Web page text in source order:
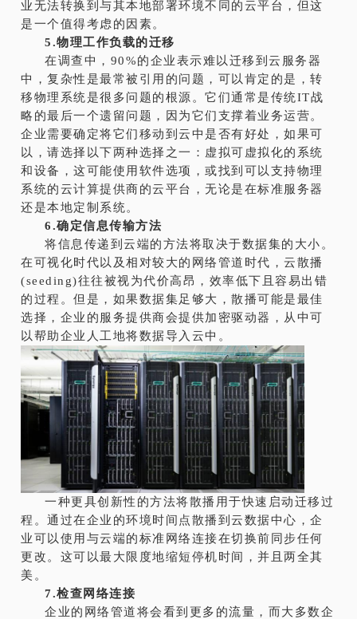
业无法转换到与其本地部署环境不同的云平台，但这
是一个值得考虑的因素。
5.物理工作负载的迁移
在调查中，90%的企业表示难以迁移到云服务器
中，复杂性是最常被引用的问题，可以肯定的是，转
移物理系统是很多问题的根源。它们通常是传统IT战
略的最后一个遗留问题，因为它们支撑着业务运营。
企业需要确定将它们移动到云中是否有好处，如果可
以，请选择以下两种选择之一：虚拟可虚拟化的系统
和设备，这可能使用软件选项，或找到可以支持物理
系统的云计算提供商的云平台，无论是在标准服务器
还是本地定制系统。
6.确定信息传输方法
将信息传递到云端的方法将取决于数据集的大小。
在可视化时代以及相对较大的网络管道时代，云散播
(seeding)往往被视为代价高昂，效率低下且容易出错
的过程。但是，如果数据集足够大，散播可能是最佳
选择，企业的服务提供商会提供加密驱动器，从中可
以帮助企业人工地将数据导入云中。
一种更具创新性的方法将散播用于快速启动迁移过
程。通过在企业的环境时间点散播到云数据中心，企
业可以使用与云端的标准网络连接在切换前同步任何
更改。这可以最大限度地缩短停机时间，并且两全其
美。
7.检查网络连接
企业的网络管道将会看到更多的流量，而大多数企